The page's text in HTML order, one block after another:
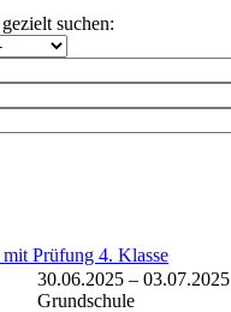
suchen:
Prüfung 4. Klasse
30.06.2025 – 03.07.2025
Grundschule